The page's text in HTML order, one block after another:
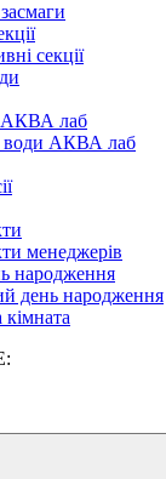
секції
АКВА лаб​
води АКВА лаб​
менеджерів
народження
день народження